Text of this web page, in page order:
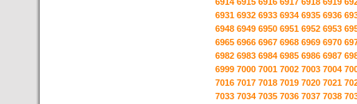
6931 6932 6933 6934 6935 6936
6948 6949 6950 6951 6952 6953
6965 6966 6967 6968 6969 6970
6982 6983 6984 6985 6986 6987
6999 7000 7001 7002 7003 7004
7016 7017 7018 7019 7020 7021
7033 7034 7035 7036 7037 7038